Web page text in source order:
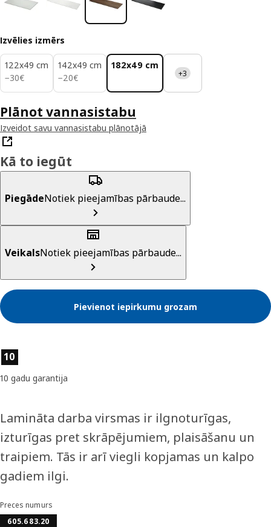
Izvēlies izmērs
122x49 cm
−30€
30€
142x49 cm
−20€
20€
182x49 cm
+3
Plānot vannasistabu
Izveidot savu vannasistabu plānotājā
Kā to iegūt
PiegādeNotiek pieejamības pārbaude...
VeikalsNotiek pieejamības pārbaude...
Pievienot iepirkumu grozam
Preces īpašības
10
10 gadu garantija
Lamināta darba virsmas ir ilgnoturīgas,
izturīgas pret skrāpējumiem, plaisāšanu un
traipiem. Tās ir arī viegli kopjamas un kalpo
gadiem ilgi.
Preces numurs
605.683.20